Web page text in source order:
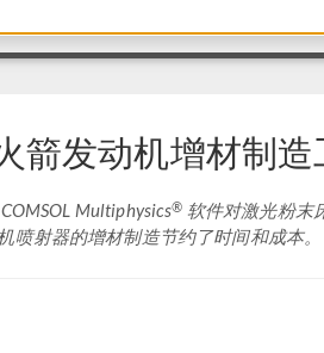
箭发动机增材制
Multiphysics® 软件对激光粉末
喷射器的增材制造节约了时间和成本。